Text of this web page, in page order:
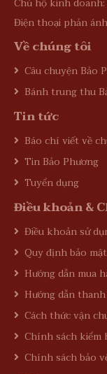
Điện thoại phản
Về chúng tôi
Câu chuyện Bảo
Bánh trung thu
Tin tức
Báo chí viết về
Tin Bảo Phương
Tuyển dụng
Điều khoản &
Điều khoản sử
Quy định bảo mật
Hướng dẫn mua
Hướng dẫn
Cách thức vận
Chính sách kiểm
Chính sách bảo